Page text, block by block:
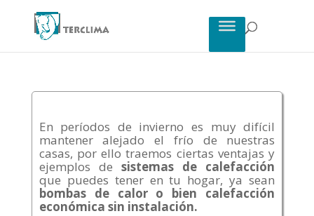
En períodos de invierno es muy difícil
mantener alejado el frío de nuestras
casas, por ello traemos ciertas ventajas y
ejemplos de sistemas de calefacción
que puedes tener en tu hogar, ya sean
bombas de calor o bien calefacción
económica sin instalación.